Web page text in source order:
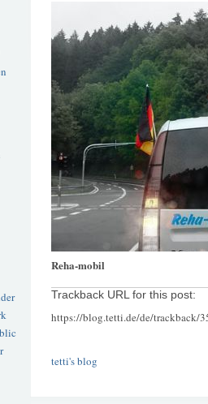
Reha-mobil
Trackback URL for this post:
https://blog.tetti.de/de/trackback/
tetti's blog